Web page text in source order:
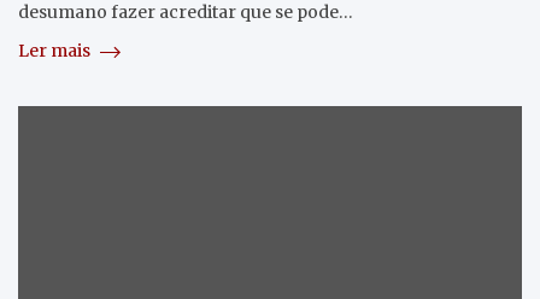
desumano fazer acreditar que se pode…
Ler mais